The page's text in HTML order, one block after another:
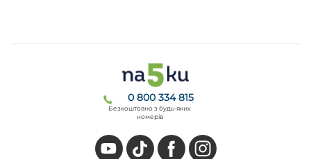
0 800 334 815
Безкоштовно з будь-яких
номерів